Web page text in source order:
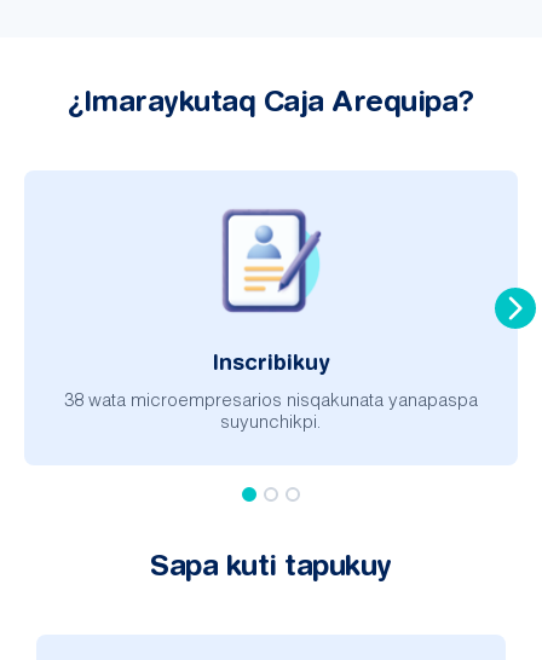
¿Imaraykutaq Caja Arequipa?
Inscribikuy
38 wata microempresarios nisqakunata yanapaspa
suyunchikpi.
Sapa kuti tapukuy